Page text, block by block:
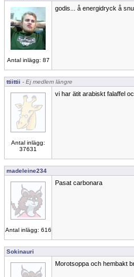
Antal inlägg: 87
godis... å energidryck å
ttiittii - Ej medlem längre
Antal inlägg:
37631
vi har ätit arabiskt falaffel
madeleine234
Antal inlägg: 616
Pasat carbonara
Sokinauri
Morotsoppa och hembakt